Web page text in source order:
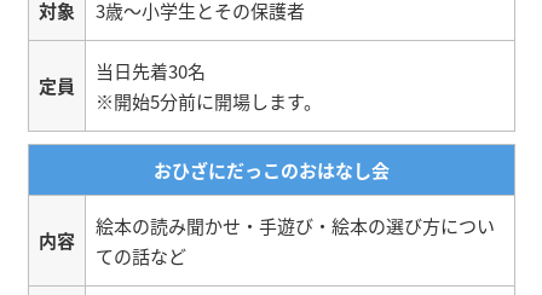
対象 3歳～小学生とその保護者
定員
当日先着30名
※開始5分前に開場します。
おひざにだっこのおはなし会
内容
絵本の読み聞かせ・手遊び・絵本の選び方につい
ての話など